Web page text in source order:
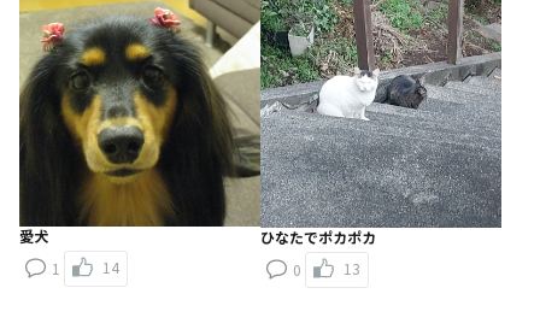
愛犬
1
14
ひなたでポカポカ
0
13